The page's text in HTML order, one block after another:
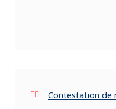
Contestation de